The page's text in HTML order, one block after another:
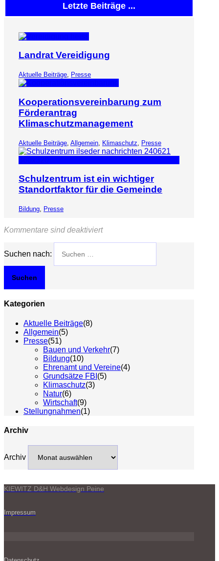
Letzte Beiträge ...
Landrat Vereidigung
Aktuelle Beiträge, Presse
Kooperationsvereinbarung zum
Förderantrag
Klimaschutzmanagement
Aktuelle Beiträge Allgemein Klimaschutz Presse
Schulzentrum ist ein wichtiger
Standortfaktor für die Gemeinde
Bildung Presse
Kommentare sind deaktiviert
Suchen nach:
Kategorien
Aktuelle Beiträge(8)
Allgemein(5)
Presse(51)
Bauen und Verkehr(7)
Bildung(10)
Ehrenamt und Vereine(4)
Grundsätze FBI (5)
Klimaschutz(3)
Natur(6)
Wirtschaft(9)
Stellungnahmen(1)
Archiv
Archiv
KIEWITZ D&H Webdesign Peine
Impressum